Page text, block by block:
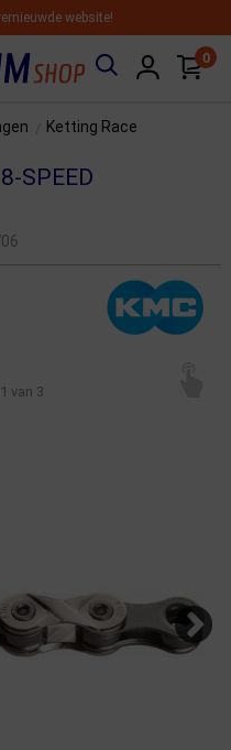
website!
0
Ketting Race
SPEED
1 van 3